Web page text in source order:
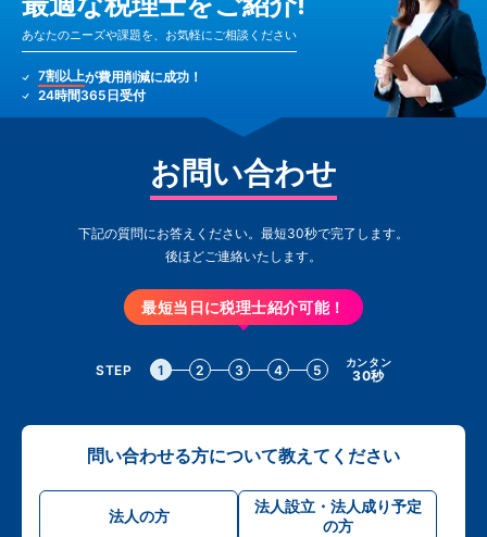
あなたのニーズや課題を、お気軽にご相談ください
7割以上が費用削減に成功！
24時間365日受付
お問い合わせ
下記の質問にお答えください。最短30秒で完了します。
後ほどご連絡いたします。
最短当日に税理士紹介可能！
STEP 1 2 3 4 5 カンタン
30秒
問い合わせる方について教えてください
法人の方
法人設立・法人成り予定
の方